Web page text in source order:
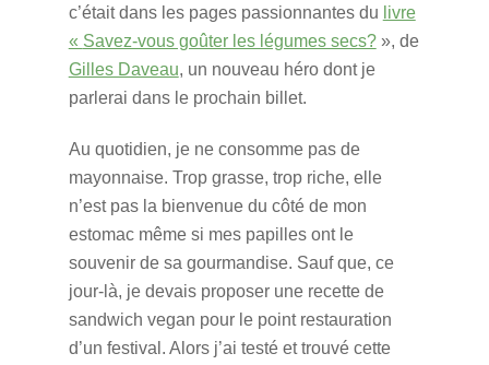
c’était dans les pages passionnantes du livre
« Savez-vous goûter les légumes secs?», de
Gilles Daveau, un nouveau héro dont je
parlerai dans le prochain billet.
Au quotidien, je ne consomme pas de
mayonnaise. Trop grasse, trop riche, elle
n’est pas la bienvenue du côté de mon
estomac même si mes papilles ont le
souvenir de sa gourmandise. Sauf que, ce
jour-là, je devais proposer une recette de
sandwich vegan pour le point restauration
d’un festival. Alors j’ai testé et trouvé cette